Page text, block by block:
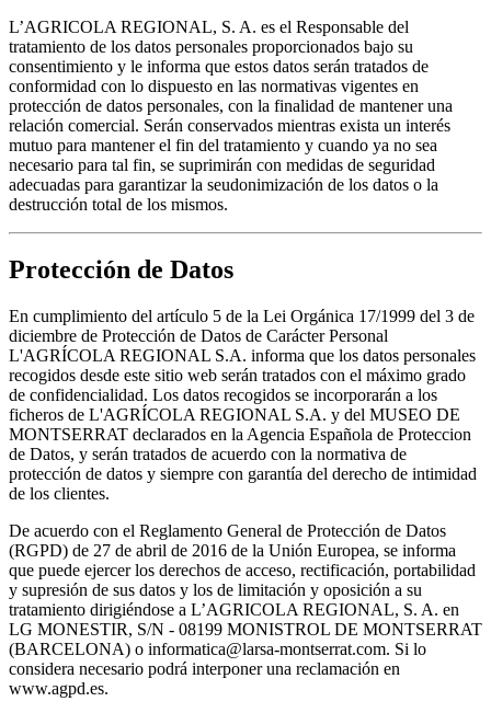
L’AGRICOLA REGIONAL, S. A. es el Responsable del
tratamiento de los datos personales proporcionados bajo su
consentimiento y le informa que estos datos serán tratados de
conformidad con lo dispuesto en las normativas vigentes en
protección de datos personales, con la finalidad de mantener una
relación comercial. Serán conservados mientras exista un interés
mutuo para mantener el fin del tratamiento y cuando ya no sea
necesario para tal fin, se suprimirán con medidas de seguridad
adecuadas para garantizar la seudonimización de los datos o la
destrucción total de los mismos.
Protección de Datos
En cumplimiento del artículo 5 de la Lei Orgánica 17/1999 del 3 de
diciembre de Protección de Datos de Carácter Personal
L'AGRÍCOLA REGIONAL S.A. informa que los datos personales
recogidos desde este sitio web serán tratados con el máximo grado
de confidencialidad. Los datos recogidos se incorporarán a los
ficheros de L'AGRÍCOLA REGIONAL S.A. y del MUSEO DE
MONTSERRAT declarados en la Agencia Española de Proteccion
de Datos, y serán tratados de acuerdo con la normativa de
protección de datos y siempre con garantía del derecho de intimidad
de los clientes.
De acuerdo con el Reglamento General de Protección de Datos
(RGPD) de 27 de abril de 2016 de la Unión Europea, se informa
que puede ejercer los derechos de acceso, rectificación, portabilidad
y supresión de sus datos y los de limitación y oposición a su
tratamiento dirigiéndose a L’AGRICOLA REGIONAL, S. A. en
LG MONESTIR, S/N - 08199 MONISTROL DE MONTSERRAT
(BARCELONA) o informatica@larsa-montserrat.com. Si lo
considera necesario podrá interponer una reclamación en
www.agpd.es.